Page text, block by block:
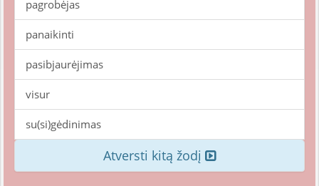
pagrobėjas
panaikinti
pasibjaurėjimas
visur
su(si)gėdinimas
Atversti kitą žodį